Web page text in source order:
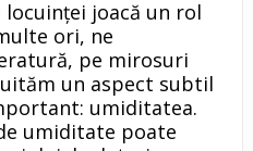
joacă un rol
ori, ne
pe mirosuri
un aspect subtil
umiditatea.
umiditate poate